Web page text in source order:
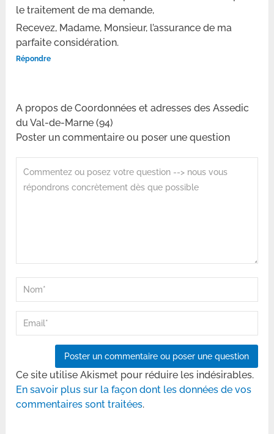
le traitement de ma demande,
Recevez, Madame, Monsieur, l’assurance de ma
parfaite considération.
Répondre
A propos de Coordonnées et adresses des Assedic
du Val-de-Marne (94)
Poster un commentaire ou poser une question
Ce site utilise Akismet pour réduire les indésirables.
En savoir plus sur la façon dont les données de vos
commentaires sont traitées.